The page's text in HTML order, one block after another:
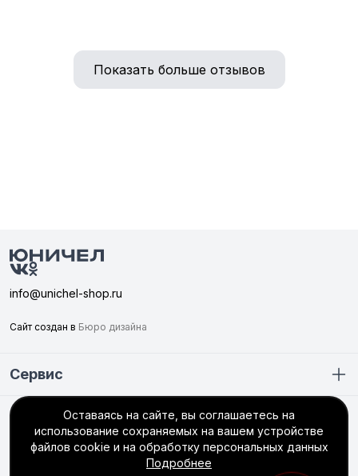
Показать больше отзывов
info@unichel-shop.ru
Сайт создан в Бюро дизайна
Сервис
Покупателю
+7 (351) 749-56-66
Оставаясь на сайте, вы соглашаетесь на
использование сохраняемых на вашем устройстве
файлов cookie и на обработку персональных данных
Подробнее